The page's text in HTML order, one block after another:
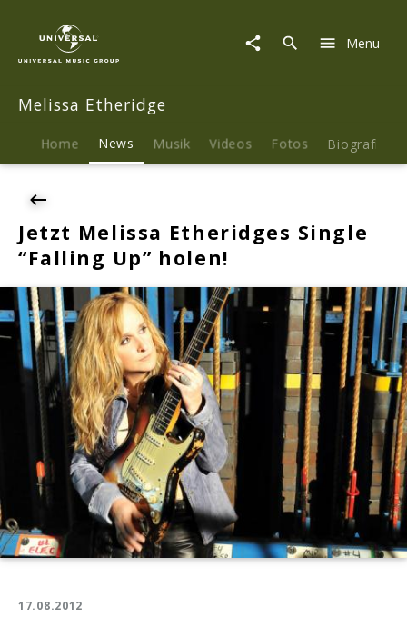
Etheridge
News
Jetzt
Etheridges
Single
Menu
Melissa Etheridge
Home News Musik Videos Fotos Biografie
Jetzt Melissa Etheridges Single
“Falling Up” holen!
17.08.2012